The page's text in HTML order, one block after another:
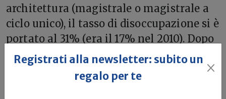
architettura (magistrale o magistrale a
ciclo unico), il tasso di disoccupazione si è
portato al 31% (era il 17% nel 2010). Dopo
5 anni il 60% degli architetti ha aperto la
Partita Iva, ma sei su dieci collaborano in
forma esclusiva con un unico studio.
Registrati alla newsletter: subito un
regalo per te